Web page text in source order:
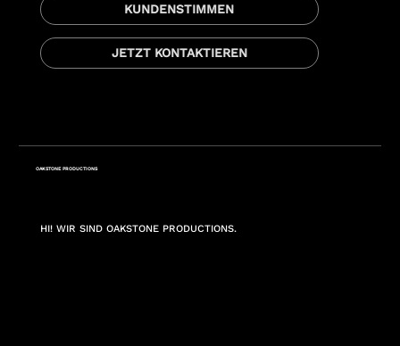
KUNDENSTIMMEN
JETZT KONTAKTIEREN
OAKSTONE PRODUCTIONS
HI! WIR SIND OAKSTONE PRODUCTIONS.